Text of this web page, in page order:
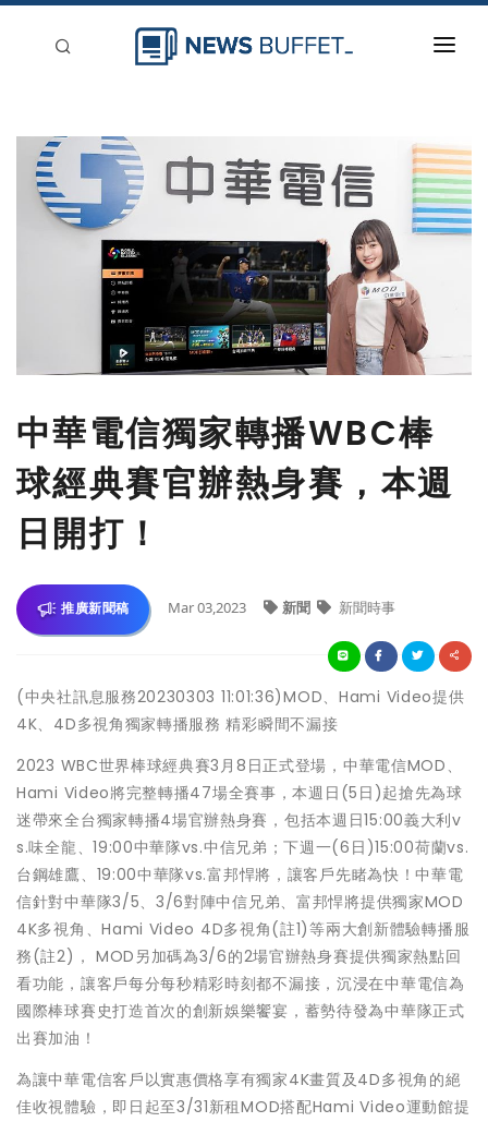
新聞稿分類
刊登
中華電信獨家轉播WBC棒
球經典賽官辦熱身賽，本週
日開打！
推廣新聞稿 Mar 03,2023 新聞 新聞時事
(中央社訊息服務20230303 11:01:36)MOD、Hami Video提供
4K、4D多視角獨家轉播服務 精彩瞬間不漏接
2023 WBC世界棒球經典賽3月8日正式登場，中華電信MOD、
Hami Video將完整轉播47場全賽事，本週日(5日)起搶先為球
迷帶來全台獨家轉播4場官辦熱身賽，包括本週日15:00義大利v
s.味全龍、19:00中華隊vs.中信兄弟；下週一(6日)15:00荷蘭vs.
台鋼雄鷹、19:00中華隊vs.富邦悍將，讓客戶先睹為快！中華電
信針對中華隊3/5、3/6對陣中信兄弟、富邦悍將提供獨家MOD
4K多視角、Hami Video 4D多視角(註1)等兩大創新體驗轉播服
務(註2)， MOD另加碼為3/6的2場官辦熱身賽提供獨家熱點回
看功能，讓客戶每分每秒精彩時刻都不漏接，沉浸在中華電信為
國際棒球賽史打造首次的創新娛樂饗宴，蓄勢待發為中華隊正式
出賽加油！
為讓中華電信客戶以實惠價格享有獨家4K畫質及4D多視角的絕
佳收視體驗，即日起至3/31新租MOD搭配Hami Video運動館提